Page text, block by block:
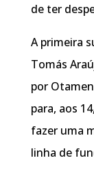
de ter
A primeira
Tomás
por
para, aos
fazer uma
linha de